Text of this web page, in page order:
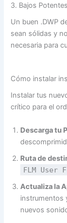
3. Bajos
Un buen .DWP
sean sólidas y
necesaria para
Cómo instalar
Instalar tus
crítico para el
Descarga tu
Ruta de
FLM User
Actualiza la
instrumentos
nuevos